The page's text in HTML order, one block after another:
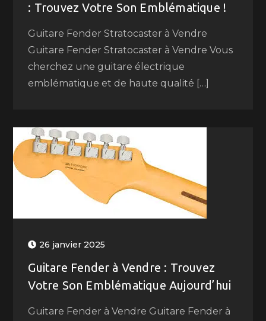
: Trouvez Votre Son Emblématique !
Guitare Fender Stratocaster à Vendre
Guitare Fender Stratocaster à Vendre Vous
cherchez une guitare électrique
emblématique et de haute qualité […]
26 janvier 2025
Guitare Fender à Vendre : Trouvez
Votre Son Emblématique Aujourd’hui
Guitare Fender à Vendre Guitare Fender à